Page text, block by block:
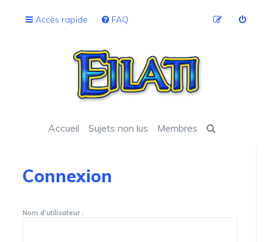
Accès rapide FAQ
Accueil Sujets non lus Membres
Connexion
Nom d’utilisateur :